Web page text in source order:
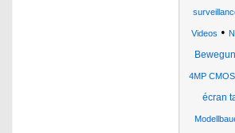
Videos •
4MP
écran